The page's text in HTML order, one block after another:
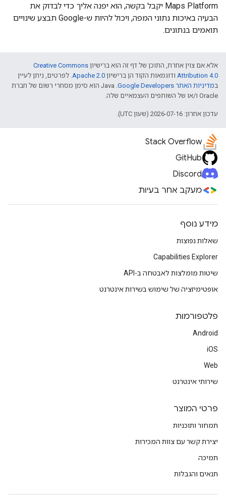
Maps Platform יקבל בקשה, הוא יפנה אליך כדי לבדוק את
הבעיה באיכות נתוני המפה, ויכול להיות ש-Google תבצע שינויים
תואמים בנתונים.
אלא אם צוין אחרת, התוכן של דף זה הוא ברישיון Creative Commons
Attribution 4.0 ודוגמאות הקוד הן ברישיון Apache 2.0 . לפרטים, ניתן לעיין
במדיניות האתר Google Developers‏
.‏ Java הוא סימן מסחרי רשום של חברת
Oracle ו/או של השותפים העצמאיים שלה.
עדכון אחרון: 2026-07-16 (שעון UTC).
Stack Overflow
GitHub
Discord
מעקב אחר בעיות
מידע נוסף
שאלות נפוצות
Capabilities Explorer
שיטות מומלצות לאבטחה ב-API
אופטימיזציה של שימוש בשירות אינטרנט
פלטפורמות
Android
iOS
Web
שירותי אינטרנט
פרטי המוצר
תמחור ותוכניות
יצירת קשר עם צוות המכירות
תמיכה
תנאים והגבלות